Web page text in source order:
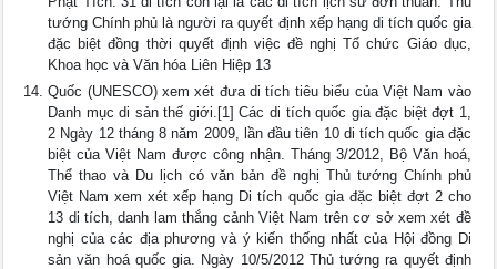
tướng Chính phủ là người ra quyết định xếp hạng di tích quốc gia
đặc biệt đồng thời quyết định việc đề nghị Tổ chức Giáo dục,
Khoa học và Văn hóa Liên Hiệp 13
Quốc (UNESCO) xem xét đưa di tích tiêu biểu của Việt Nam vào
Danh mục di sản thế giới.[1] Các di tích quốc gia đặc biệt đợt 1,
2 Ngày 12 tháng 8 năm 2009, lần đầu tiên 10 di tích quốc gia đặc
biệt của Việt Nam được công nhận. Tháng 3/2012, Bộ Văn hoá,
Thể thao và Du lịch có văn bản đề nghị Thủ tướng Chính phủ
Việt Nam xem xét xếp hạng Di tích quốc gia đặc biệt đợt 2 cho
13 di tích, danh lam thắng cảnh Việt Nam trên cơ sở xem xét đề
nghị của các địa phương và ý kiến thống nhất của Hội đồng Di
sản văn hoá quốc gia. Ngày 10/5/2012 Thủ tướng ra quyết định